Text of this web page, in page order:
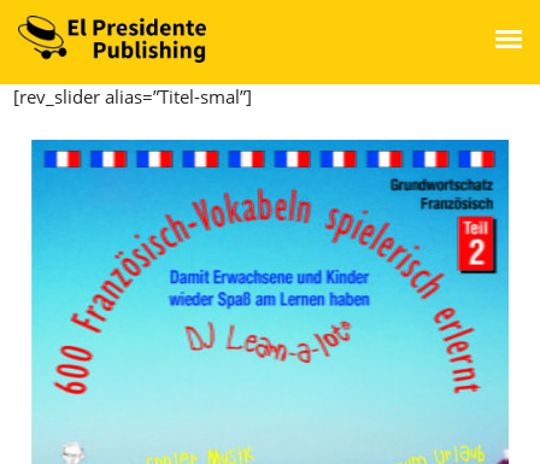
HOME
ÜBER UNS
SPRACHEN
LESEN
MATHEMATIK
[rev_slider alias=”Titel-smal”]